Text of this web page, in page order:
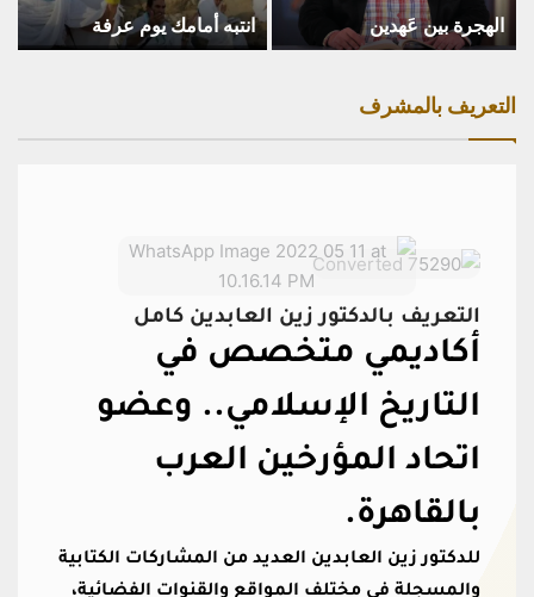
الهجرة بين عَهدين انتبه أمامك يوم عرفة
التعريف بالمشرف
التعريف بالدكتور زين العابدين كامل
أكاديمي متخصص في
التاريخ الإسلامي.. وعضو
اتحاد المؤرخين العرب
بالقاهرة.
للدكتور زين العابدين العديد من المشاركات الكتابية
والمسجلة في مختلف المواقع والقنوات الفضائية،